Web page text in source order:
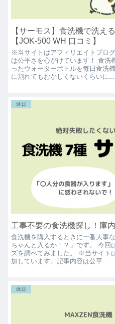
【サーモス】食洗機で洗え
【JOK-500 WH 口コミ】
※当サイトはアフィリエイトプロ
は公平さを心がけています！ 食洗
ったウォーターボトルを毎日食洗
に割れてもおかしくないくらいに...
休日
工事不要の食洗機探し！庫
食洗機を購入するときに一番大事
ちゃんと入るか！？」です。 今回
ズを調べてみました。 ※当サイト
加しています。記事内容は公平...
休日